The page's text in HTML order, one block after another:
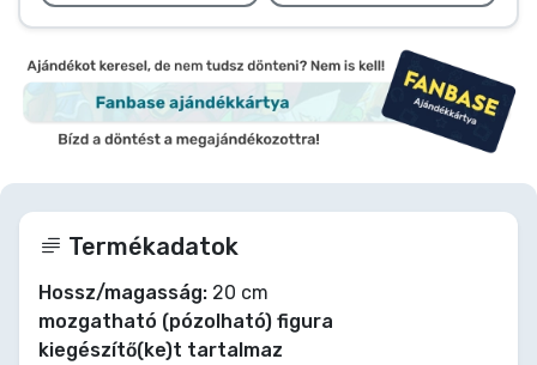
Termékadatok
Hossz/magasság: 20 cm
mozgatható (pózolható) figura
kiegészítő(ke)t tartalmaz